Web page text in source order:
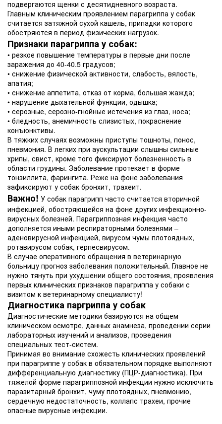
подвергаются щенки с десятидневного возраста.
Главным клиническим проявлением парагриппа у собак
считается затяжной сухой кашель, припадки которого
обостряются в период физических нагрузок.
Признаки парагриппа у собак:
• резкое повышение температуры в первые дни после
заражения до 40-40.5 градусов;
• снижение физической активности, слабость, вялость,
апатия;
• снижение аппетита, отказ от корма, большая жажда;
• нарушение дыхательной функции, одышка;
• серозные, серозно-гнойные истечения из глаз, носа;
• бледность, анемичность слизистых, покраснение
конъюнктивы.
В тяжких случаях возможны приступы тошноты, понос,
пневмония. В легких при аускультации слышны сильные
хрипы, свист, кроме того фиксируют болезненность в
области грудины. Заболевание протекает в форме
тонзиллита, фарингита. Реже на фоне заболевания
зафиксируют у собак бронхит, трахеит.
Важно! У собак парагрипп часто считается вторичной
инфекцией, обостряющейся на фоне других инфекционно-
вирусных болезней. Парагриппозная инфекция часто
дополняется иными респираторными болезнями –
аденовирусной инфекцией, вирусом чумы плотоядных,
ротавирусом собак, герпесвирусом.
В случае оперативного обращения в ветеринарную
больницу прогноз заболевания положительный. Главное не
нужно тянуть при ухудшении общего состояния, проявления
первых клинических признаков парагриппа у собаки с
визитом к ветеринарному специалисту!
Диагностика паргриппа у собак
Диагностические методики базируются на общем
клиническом осмотре, данных анамнеза, проведении серии
лабораторных изучений и анализов, проведения
специальных тест-систем.
Принимая во внимание схожесть клинических проявлений
при парагриппе у собак в обязательном порядке выполняют
дифференциальную диагностику (ПЦР-диагностика). При
тяжелой форме парагриппозной инфекции нужно исключить
паразитарный бронхит, чуму плотоядных, пневмонию,
сердечную недостаточность, коллапс трахеи, прочие
опасные вирусные инфекции.